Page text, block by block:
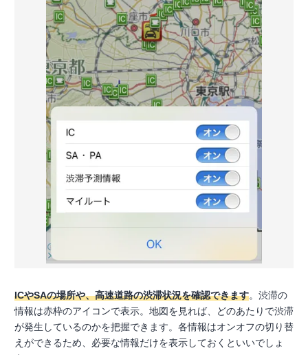
ICやSAの場所や、高速道路の渋滞状況を確認できます。渋滞の
情報は赤枠のアイコンで表示。地図を見れば、どのあたりで渋滞
が発生しているのかを把握できます。各情報はオンオフの切り替
えができるため、必要な情報だけを表示しておくといいでしょ